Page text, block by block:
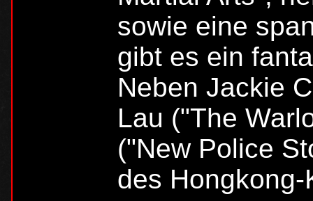
sowie eine
gibt es ein
Neben Jackie
Lau ("The
("New Police
des Hongkong-